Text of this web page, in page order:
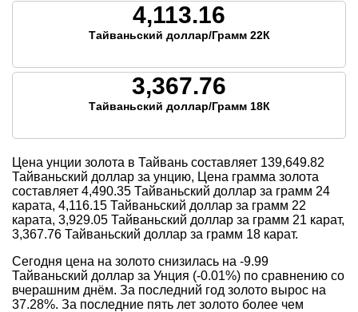
4,113.16
Тайваньский доллар/Грамм 22К
3,367.76
Тайваньский доллар/Грамм 18К
Цена унции золота в Тайвань составляет 139,649.82
Тайваньский доллар за унцию, Цена грамма золота
составляет 4,490.35 Тайваньский доллар за грамм 24
карата, 4,116.15 Тайваньский доллар за грамм 22
карата, 3,929.05 Тайваньский доллар за грамм 21 карат,
3,367.76 Тайваньский доллар за грамм 18 карат.
Сегодня цена на золото снизилась на -9.99
Тайваньский доллар за Унция (-0.01%) по сравнению со
вчерашним днём. За последний год золото вырос на
37.28%. За последние пять лет золото более чем